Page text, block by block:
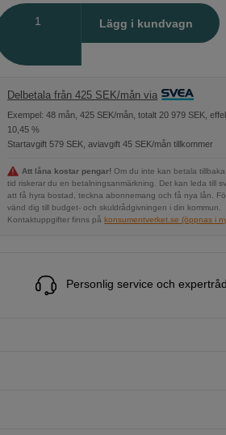
Lägg i kundvagn
Delbetala från 425 SEK/mån via
Exempel: 48 mån, 425 SEK/mån, totalt 20 979 SEK,
10,45 %
Startavgift 579 SEK, aviavgift 45 SEK/mån tillkommer
Att låna kostar pengar! Om du inte kan betala
tid riskerar du en betalningsanmärkning. Det kan leda till
att få hyra bostad, teckna abonnemang och få nya lån.
vänd dig till budget- och skuldrådgivningen i din kommun.
Kontaktuppgifter finns på konsumentverket.se (öppnas i
Personlig service och